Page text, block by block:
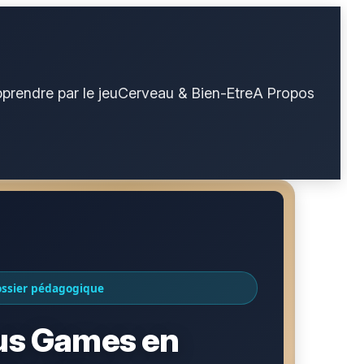
par le jeuCerveau & Bien-EtreA Propos
pédagogique
Games en